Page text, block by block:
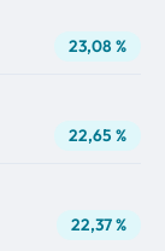
23,08 %
22,65 %
22,37 %